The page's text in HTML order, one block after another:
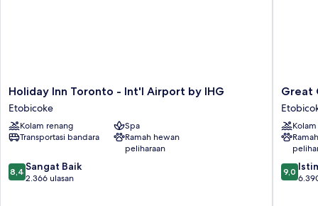
Holiday
Inn
Toronto
-
Int'l
by
IHG
Holiday Inn Toronto - Int'l Airport by IHG
Etobicoke
Kolam renang
Spa
Transportasi bandara
Ramah hewan
peliharaan
8.4
dari
8,4 Sangat Baik
2.366 ulasan
Great
Casino
Resort
Toronto
Great
9.0
dari
9,0